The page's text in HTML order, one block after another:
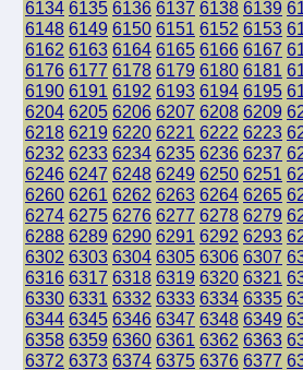
6134 6135 6136 6137 6138 6139
6148 6149 6150 6151 6152 6153
6162 6163 6164 6165 6166 6167
6176 6177 6178 6179 6180 6181
6190 6191 6192 6193 6194 6195
6204 6205 6206 6207 6208 6209
6218 6219 6220 6221 6222 6223
6232 6233 6234 6235 6236 6237
6246 6247 6248 6249 6250 6251
6260 6261 6262 6263 6264 6265
6274 6275 6276 6277 6278 6279
6288 6289 6290 6291 6292 6293
6302 6303 6304 6305 6306 6307
6316 6317 6318 6319 6320 6321
6330 6331 6332 6333 6334 6335
6344 6345 6346 6347 6348 6349
6358 6359 6360 6361 6362 6363
6372 6373 6374 6375 6376 6377